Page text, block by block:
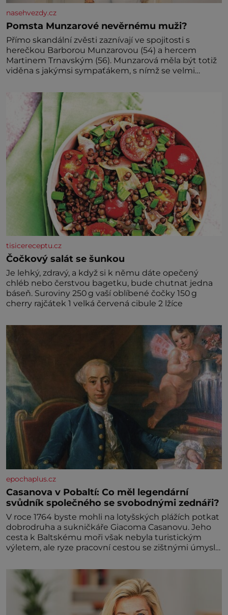
nasehvezdy.cz
Pomsta Munzarové nevěrnému muži?
Přímo skandální zvěsti zaznívají ve spojitosti s
herečkou Barborou Munzarovou (54) a hercem
Martinem Trnavským (56). Munzarová měla být totiž
viděna s jakýmsi sympaťákem, s nímž se velmi
tisicereceptu.cz
Čočkový salát se šunkou
Je lehký, zdravý, a když si k němu dáte opečený
chléb nebo čerstvou bagetku, bude chutnat jedna
báseň. Suroviny 250 g vaší oblíbené čočky 150 g
cherry rajčátek 1 velká červená cibule 2 lžíce
epochaplus.cz
Casanova v Pobaltí: Co měl legendární
svůdník společného se svobodnými zednáři?
V roce 1764 byste mohli na lotyšských plážích potkat
dobrodruha a sukničkáře Giacoma Casanovu. Jeho
cesta k Baltskému moři však nebyla turistickým
výletem, ale ryze pracovní cestou se zištnými úmysly.
procházel uličkami lotyšské Rigy? Casanova v Pobaltí
kontaktoval tamní zednářské lóže. Nebyl v této
oblasti žádným nováčkem, protože do zednářské